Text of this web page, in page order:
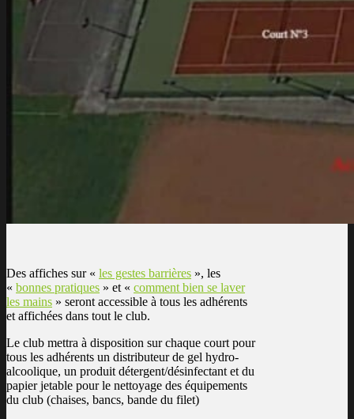
Des affiches sur « les gestes barrières », les
« bonnes pratiques » et « comment bien se laver
les mains » seront accessible à tous les adhérents
et affichées dans tout le club.
Le club mettra à disposition sur chaque court pour
tous les adhérents un distributeur de gel hydro-
alcoolique, un produit détergent/désinfectant et du
papier jetable pour le nettoyage des équipements
du club (chaises, bancs, bande du filet)